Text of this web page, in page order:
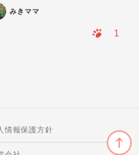
みきママ
1
情報保護方針